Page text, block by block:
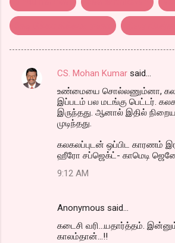
C
CS. Mohan Kumar said…
உண்மையை சொல்லணும்னா,
இப்படம் பல மடங்கு பெட்டர்.
இருந்தது. ஆனால் இதில்
முடிந்தது.
கலகலப்புடன் ஒப்பிட காரணம்
ஹீரோ சப்ஜெக்ட்- காமெடி
9:12 AM
Anonymous said…
கடைசி வரி...யதார்த்தம்.
காலம்தான்...!!